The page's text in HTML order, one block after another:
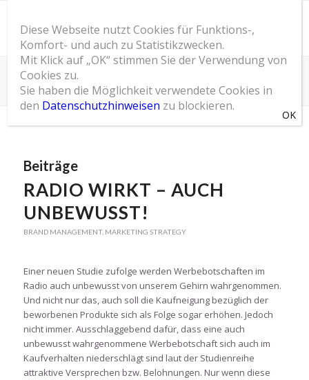
Schlagwortarchiv für: Markenbotschaft
Du bist hier: Startseite / SOM Blog / Markenbotschaft
Beiträge
RADIO WIRKT – AUCH
UNBEWUSST!
BRAND MANAGEMENT, MARKETING STRATEGY
Einer neuen Studie zufolge werden Werbebotschaften im
Radio auch unbewusst von unserem Gehirn wahrgenommen.
Und nicht nur das, auch soll die Kaufneigung bezüglich der
beworbenen Produkte sich als Folge sogar erhöhen. Jedoch
nicht immer. Ausschlaggebend dafür, dass eine auch
unbewusst wahrgenommene Werbebotschaft sich auch im
Kaufverhalten niederschlägt sind laut der Studienreihe
attraktive Versprechen bzw. Belohnungen. Nur wenn diese
Diese Webseite nutzt Cookies für Funktions-,
Komfort- und auch zu Statistikzwecken.
Mit Klick auf „OK“ stimmen Sie der Verwendung von
Cookies zu.
Sie haben die Möglichkeit verwendete Cookies in
den Datenschutzhinweisen zu blockieren.